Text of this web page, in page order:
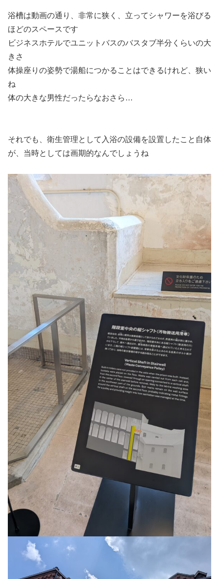
浴槽は動画の通り、非常に狭く、立ってシャワーを浴びる
ほどのスペースです
ビジネスホテルでユニットバスのバスタブ半分くらいの大
きさ
体操座りの姿勢で湯船につかることはできるけれど、狭い
ね
体の大きな男性だったらなおさら…
それでも、衛生管理として入浴の設備を設置したこと自体
が、当時としては画期的なんでしょうね